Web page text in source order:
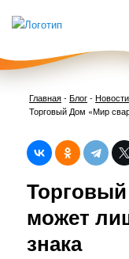
Главная-Блог- Новости
Торговый Дом «Мир
может
знака